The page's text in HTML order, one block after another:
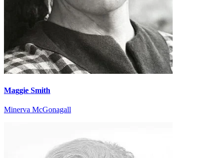
Maggie Smith
Minerva McGonagall